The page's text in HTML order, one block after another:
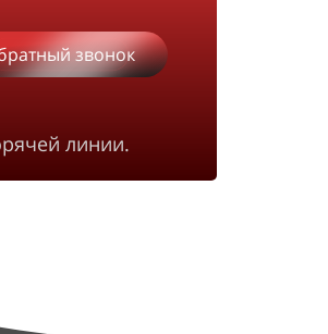
звонок
линии.